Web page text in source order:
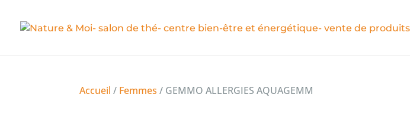
Accueil / Femmes / GEMMO ALLERGIES AQUAGEMM